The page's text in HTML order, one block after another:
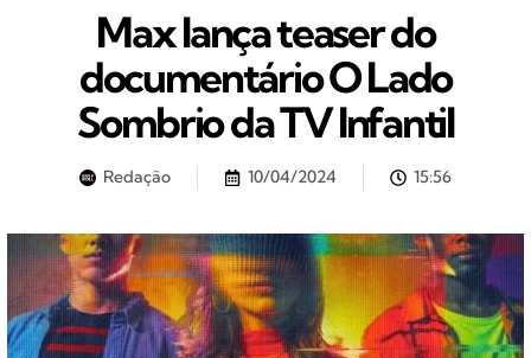
Max lança teaser do
documentário O Lado
Sombrio da TV Infantil
Redação 10/04/2024 15:56